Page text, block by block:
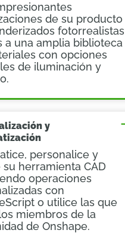
de su producto
fotorrealistas
a una amplia biblioteca
con opciones
de iluminación y
y
personalice y
herramienta CAD
operaciones
con
o utilice las que
miembros de la
de Onshape.